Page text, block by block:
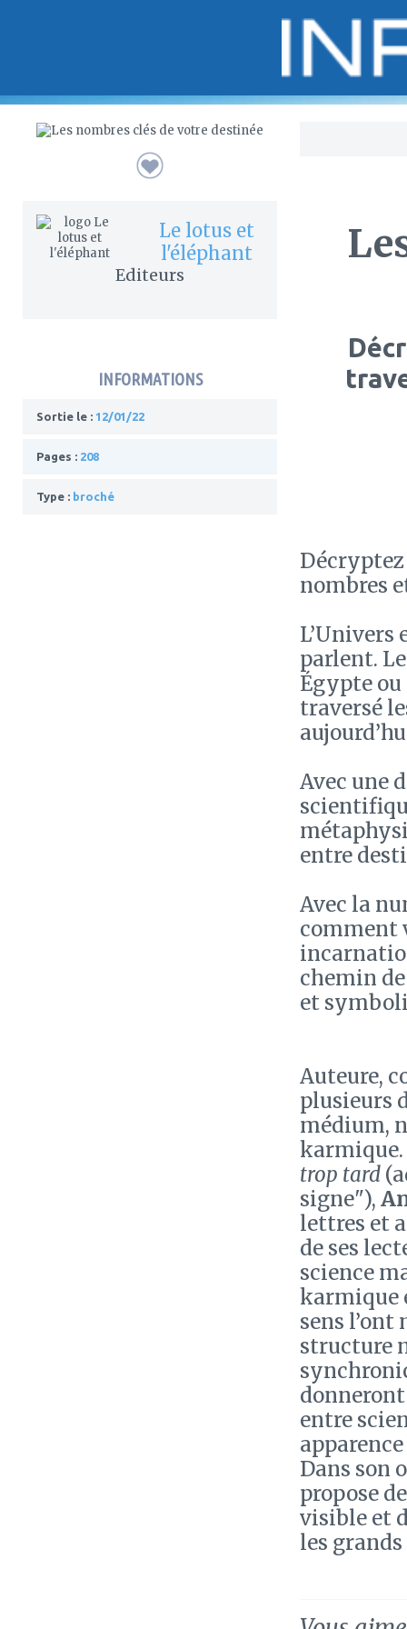
Le lotus et
l'éléphant
Editeurs
INFORMATIONS
Sortie le : 12/01/22
Pages : 208
Type : broché
Décryptez
nombres
L’Univers
parlent.
Égypte ou
traversé
Avec une
entre
Avec la
comment
chemin
et
Auteure,
plusieurs
médium,
karmique.
trop tard
signe"),
lettres et
de ses
science
karmique
sens l’ont
structure
entre
Dans son
propose
visible et
les grands